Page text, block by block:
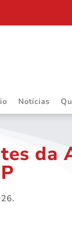
Notícias
da